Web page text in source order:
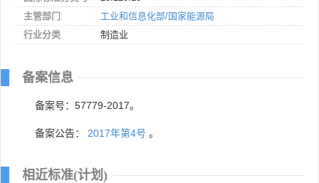
主管部门
工业和信息化部/国家能源局
行业分类
制造业
备案信息
备案号：57779-2017。
备案公告： 2017年第4号 。
相近标准(计划)